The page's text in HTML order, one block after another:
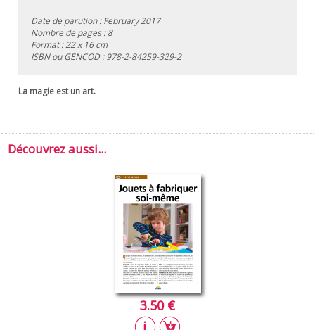
Date de parution : February 2017
Nombre de pages : 8
Format : 22 x 16 cm
ISBN ou GENCOD :978-2-84259-329-2
La magie est un art.
Découvrez aussi...
3.50 €